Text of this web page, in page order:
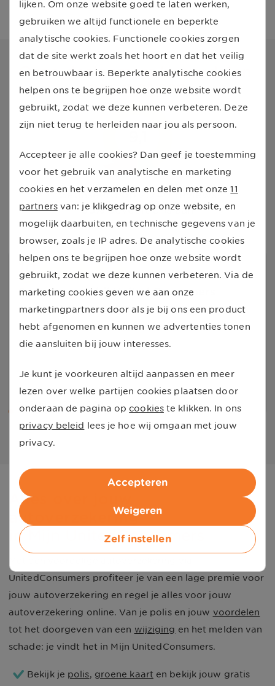
Onze deelnemers beoordelen
ons met een
Gebaseerd op2.240reviews
95%beveelt ons aan
10
Super sparen bij United Consumers
Ik doe het al jaren en het is een lekker spaarpotje
waar je niet aankomt alleen als het echt nodig is
heel mooi systeem ik [...]
Saskia Gieterveen
Alles over jouw
autoverzekering
in Mijn UnitedConsumers
UnitedConsumers profiteer je van een lage premie voor
jouw autoverzekering en regel je alles voor jouw
autoverzekering online. Van je polis en jouw voordelen
tot het doorgeven van een wijziging en het melden van
schade: je vindt het in Mijn UnitedConsumers.
Bekijk je polis, groene kaart en bekijk jouw gratis
lijken. Om onze website goed te laten werken,
gebruiken we altijd functionele en beperkte
analytische cookies. Functionele cookies zorgen
dat de site werkt zoals het hoort en dat het veilig
en betrouwbaar is. Beperkte analytische cookies
helpen ons te begrijpen hoe onze website wordt
gebruikt, zodat we deze kunnen verbeteren. Deze
zijn niet terug te herleiden naar jou als persoon.
Accepteer je alle cookies? Dan geef je toestemming
voor het gebruik van analytische en marketing
cookies en het verzamelen en delen met onze 11
partners van: je klikgedrag op onze website, en
mogelijk daarbuiten, en technische gegevens van je
browser, zoals je IP adres. De analytische cookies
helpen ons te begrijpen hoe onze website wordt
gebruikt, zodat we deze kunnen verbeteren. Via de
marketing cookies geven we aan onze
marketingpartners door als je bij ons een product
hebt afgenomen en kunnen we advertenties tonen
die aansluiten bij jouw interesses.
Je kunt je voorkeuren altijd aanpassen en meer
lezen over welke partijen cookies plaatsen door
onderaan de pagina op cookies te klikken. In ons
privacy beleid lees je hoe wij omgaan met jouw
privacy.
Accepteren
Weigeren
Zelf instellen